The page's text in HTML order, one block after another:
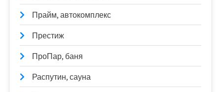
Прайм, автокомплекс
Престиж
ПроПар, баня
Распутин, сауна